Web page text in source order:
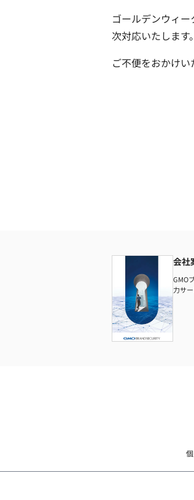
ゴールデンウィ
次対応いたします。
ご不便をおかけい
会社
GMO
力サ